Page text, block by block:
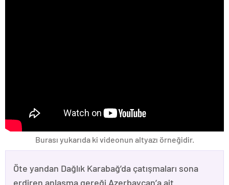
Burası yukarıda ki videonun altyazı örneğidir.
Öte yandan Dağlık Karabağ’da çatışmaları sona
erdiren anlaşma gereği Azerbaycan’a ait